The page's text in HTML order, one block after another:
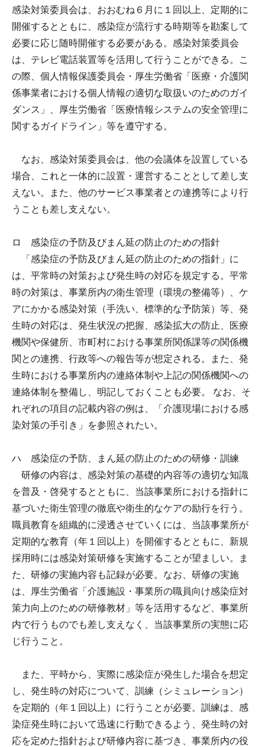
感染対策委員会は、おおむね６月に１回以上、定期的に
開催するとともに、感染症が流行する時期等を勘案して
必要に応じ随時開催する必要がある。感染対策委員会
は、テレビ電話装置等を活用して行うことができる。こ
の際、個人情報保護委員会・厚生労働省「医療・介護関
係事業者における個人情報の適切な取扱いのためのガイ
ダンス」、厚生労働省「医療情報システムの安全管理に
関するガイドライン」等を遵守する。
なお、感染対策委員会は、他の会議体を設置している
場合、これと一体的に設置・運営することとして差し支
えない。また、他のサービス事業者との連携等により行
うことも差し支えない。
ロ 感染症の予防及びまん延の防止のための指針
「感染症の予防及びまん延の防止のための指針」に
は、平常時の対策および発生時の対応を規定する。平常
時の対策は、事業所内の衛生管理（環境の整備等）、ケ
アにかかる感染対策（手洗い、標準的な予防策）等、発
生時の対応は、発生状況の把握、感染拡大の防止、医療
機関や保健所、市町村における事業所関係課等の関係機
関との連携、行政等への報告等が想定される。また、発
生時における事業所内の連絡体制や上記の関係機関への
連絡体制を整備し、明記しておくことも必要。 なお、そ
れぞれの項目の記載内容の例は、「介護現場における感
染対策の手引き」を参照されたい。
ハ 感染症の予防、まん延の防止のための研修・訓練
研修の内容は、感染対策の基礎的内容等の適切な知識
を普及・啓発するとともに、当該事業所における指針に
基づいた衛生管理の徹底や衛生的なケアの励行を行う。
職員教育を組織的に浸透させていくには、当該事業所が
定期的な教育（年１回以上）を開催するとともに、新規
採用時には感染対策研修を実施することが望ましい。ま
た、研修の実施内容も記録が必要。なお、研修の実施
は、厚生労働省「介護施設・事業所の職員向け感染症対
策力向上のための研修教材」等を活用するなど、事業所
内で行うものでも差し支えなく、当該事業所の実態に応
じ行うこと。
また、平時から、実際に感染症が発生した場合を想定
し、発生時の対応について、訓練（シミュレーション）
を定期的（年１回以上）に行うことが必要。訓練は、感
染症発生時において迅速に行動できるよう、発生時の対
応を定めた指針および研修内容に基づき、事業所内の役